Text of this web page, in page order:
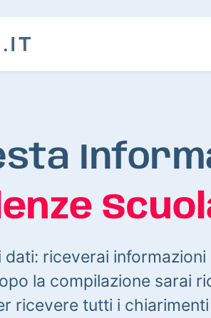
dati: riceverai
la compilazione sarai
ricevere tutti i